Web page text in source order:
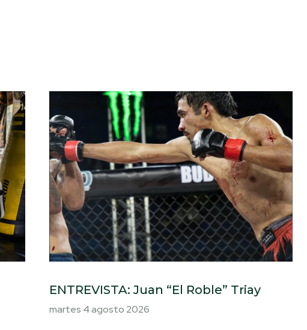
ENTREVISTA: Juan “El Roble” Triay
martes 4 agosto 2026